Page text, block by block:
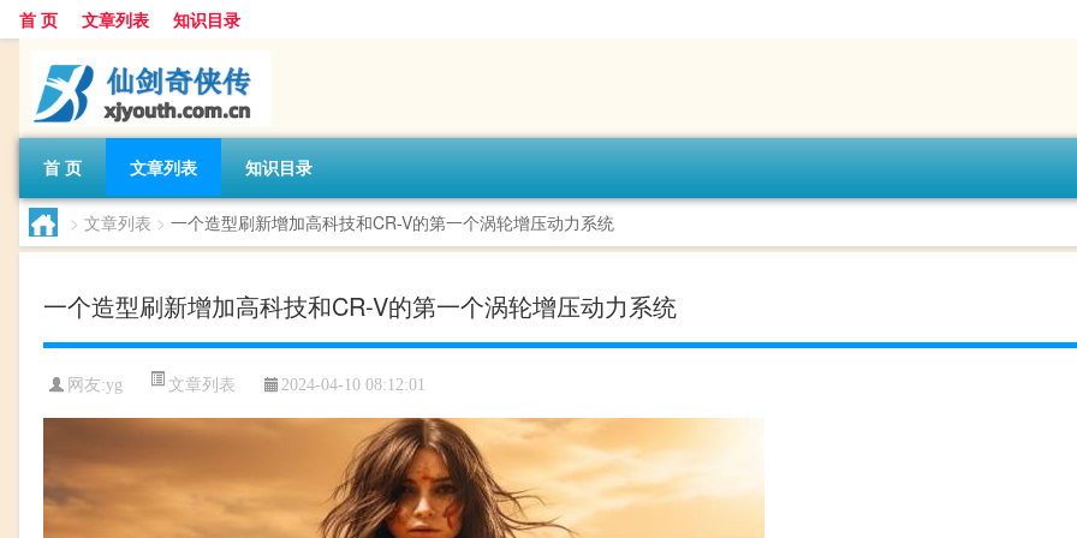
首 页 文章列表 知识目录
首 页 文章列表 知识目录
> 文章列表 > 一个造型刷新增加高科技和CR-V的第一个涡轮增压动力系统
一个造型刷新增加高科技和CR-V的第一个涡轮增压动力系统
网友:yg 文章列表 2024-04-10 08:12:01